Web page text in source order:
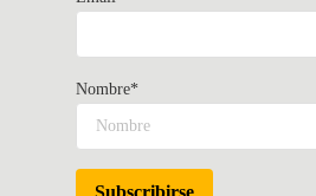
Nombre*